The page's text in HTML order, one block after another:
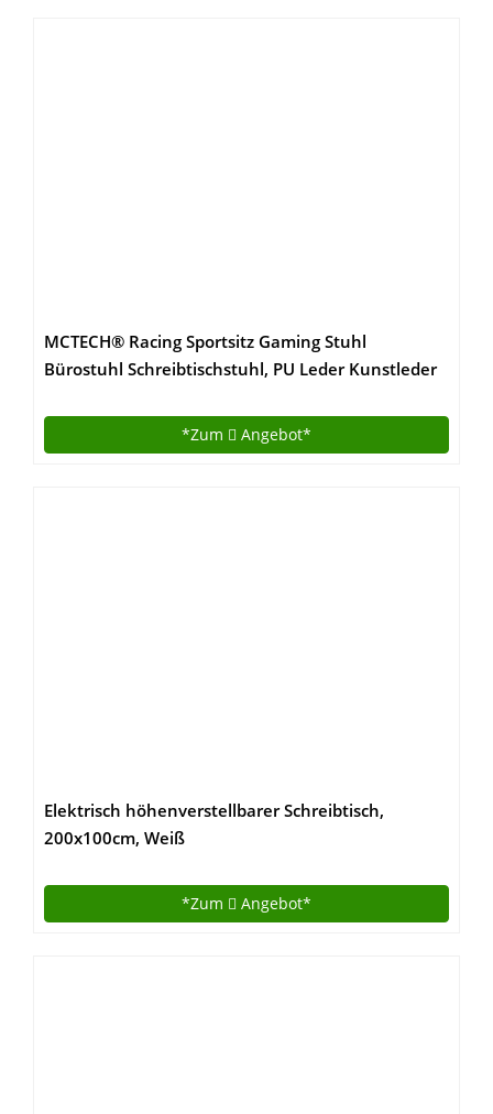
MCTECH® Racing Sportsitz Gaming Stuhl
Bürostuhl Schreibtischstuhl, PU Leder Kunstleder
Ergonomisch Wippfunktion und Höhenverstellbar
(Schwarz-rot)
*Zum Angebot*
Elektrisch höhenverstellbarer Schreibtisch,
200x100cm, Weiß
*Zum Angebot*